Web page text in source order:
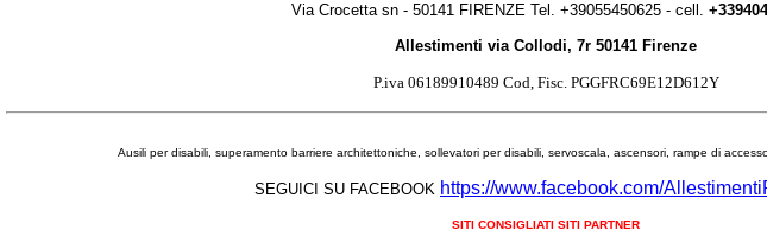
Via Crocetta sn - 50141 FIRENZE Tel. +39055450625 - cell.
Allestimenti via Collodi, 7r 50141 Firenze
P.iva 06189910489 Cod, Fisc. PGGFRC69E12D612Y
Ausili per disabili, superamento barriere architettoniche, sollevatori per disabili, servoscala, ascensori, rampe di
SEGUICI SU FACEBOOK https://www.facebook.com/
SITI CONSIGLIATI SITI PARTNER